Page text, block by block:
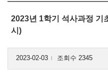
2023년 1학기 석사과정 기
시)
2023-02-03 l 조회수 2345